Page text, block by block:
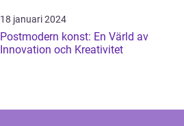
18 januari 2024
Postmodern konst: En Värld av
Innovation och Kreativitet